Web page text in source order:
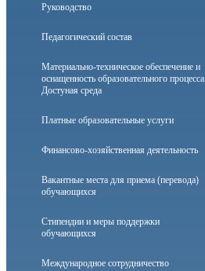
Руководство
Педагогический состав
Материально-техническое обеспечение и
оснащенность образовательного процесса.
Достуная среда
Платные образовательные услуги
Финансово-хозяйственная деятельность
Вакантные места для приема (перевода)
обучающихся
Стипендии и меры поддержки
обучающихся
Международное сотрудничество